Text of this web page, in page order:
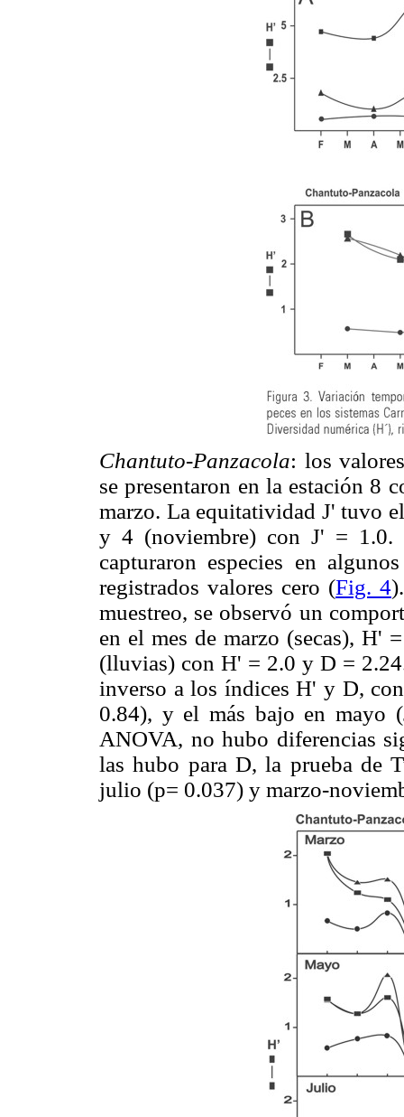
Chantuto-Panzacola: los
se presentaron en la estación 8
marzo. La equitatividad J' tuvo
y 4 (noviembre) con J' =
capturaron especies en
registrados valores cero (Fig. 4
muestreo, se observó un
en el mes de marzo (secas),
(lluvias) con H' = 2.0 y D =
inverso a los índices H' y D,
0.84), y el más bajo en mayo
ANOVA, no hubo diferencias
las hubo para D, la prueba de
julio (p= 0.037) y marzo-